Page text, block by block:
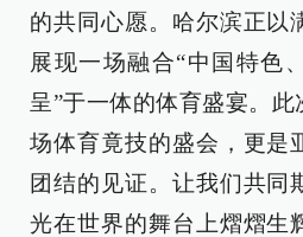
的共同心愿。哈尔滨正以
展现一场融合“中国特色
呈”于一体的体育盛宴。
场体育竟技的盛会，更是
团结的见证。让我们共同
光在世界的舞台上熠熠生